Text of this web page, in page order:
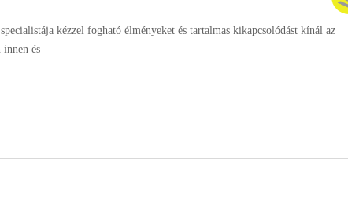
kézzel fogható élményeket és tartalmas kikapcsolódást kínál az
innen és